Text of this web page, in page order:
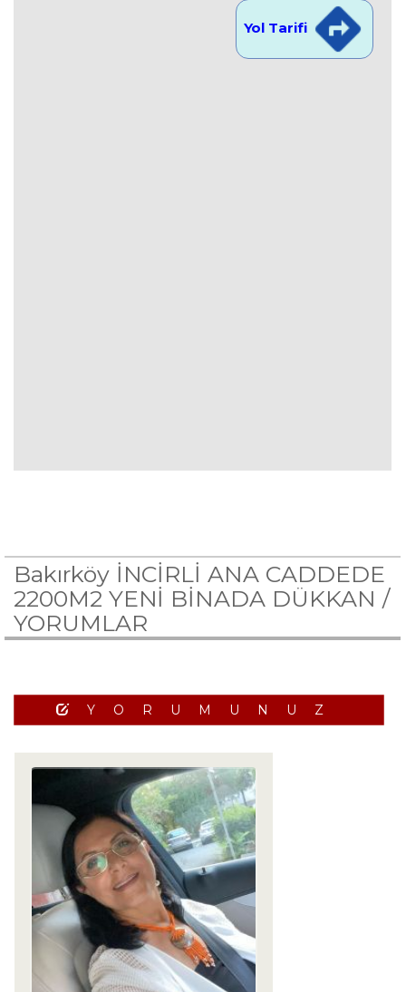
Yol Tarifi
Bakırköy İNCİRLİ ANA CADDEDE
2200M2 YENİ BİNADA DÜKKAN /
YORUMLAR
YORUMUNUZ